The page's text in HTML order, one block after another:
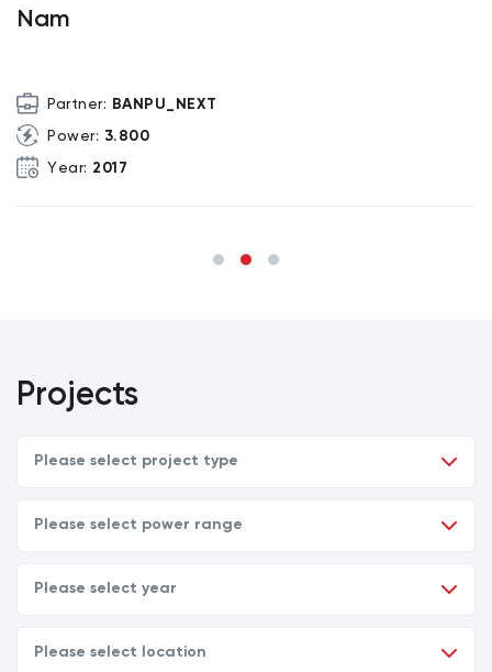
Nam
Partner: BANPU_NEXT
Power: 3.800
Year: 2017
Projects